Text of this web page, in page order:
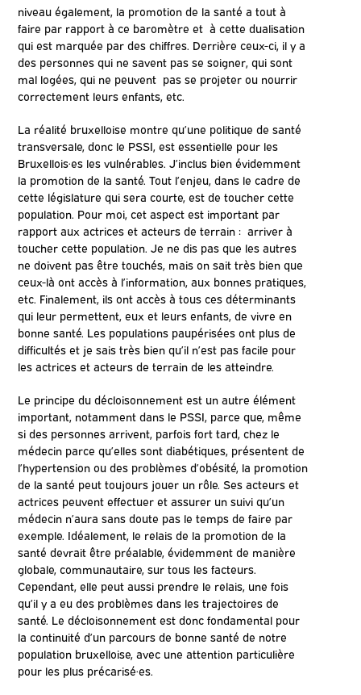
niveau également, la promotion de la santé a tout à
faire par rapport à ce baromètre et à cette dualisation
qui est marquée par des chiffres. Derrière ceux-ci, il y a
des personnes qui ne savent pas se soigner, qui sont
mal logées, qui ne peuvent pas se projeter ou nourrir
correctement leurs enfants, etc.
La réalité bruxelloise montre qu’une politique de santé
transversale, donc le PSSI, est essentielle pour les
Bruxellois·es les vulnérables. J’inclus bien évidemment
la promotion de la santé. Tout l’enjeu, dans le cadre de
cette législature qui sera courte, est de toucher cette
population. Pour moi, cet aspect est important par
rapport aux actrices et acteurs de terrain : arriver à
toucher cette population. Je ne dis pas que les autres
ne doivent pas être touchés, mais on sait très bien que
ceux-là ont accès à l’information, aux bonnes pratiques,
etc. Finalement, ils ont accès à tous ces déterminants
qui leur permettent, eux et leurs enfants, de vivre en
bonne santé. Les populations paupérisées ont plus de
difficultés et je sais très bien qu’il n’est pas facile pour
les actrices et acteurs de terrain de les atteindre.
Le principe du décloisonnement est un autre élément
important, notamment dans le PSSI, parce que, même
si des personnes arrivent, parfois fort tard, chez le
médecin parce qu’elles sont diabétiques, présentent de
l’hypertension ou des problèmes d’obésité, la promotion
de la santé peut toujours jouer un rôle. Ses acteurs et
actrices peuvent effectuer et assurer un suivi qu’un
médecin n’aura sans doute pas le temps de faire par
exemple. Idéalement, le relais de la promotion de la
santé devrait être préalable, évidemment de manière
globale, communautaire, sur tous les facteurs.
Cependant, elle peut aussi prendre le relais, une fois
qu’il y a eu des problèmes dans les trajectoires de
santé. Le décloisonnement est donc fondamental pour
la continuité d’un parcours de bonne santé de notre
population bruxelloise, avec une attention particulière
pour les plus précarisé·es.